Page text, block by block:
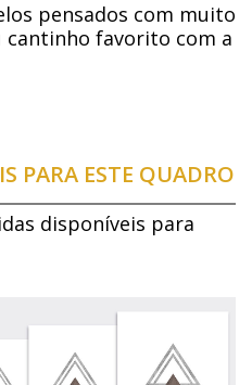
pensados com muito
cantinho favorito com a
PARA ESTE QUADRO
disponíveis para